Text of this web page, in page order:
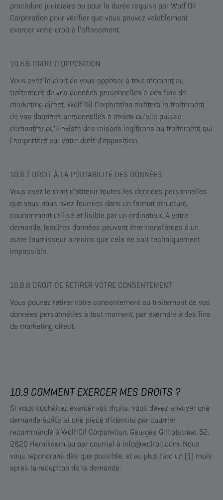
procédure judiciaire ou pour la durée requise par Wolf Oil
Corporation pour vérifier que vous pouvez valablement
exercer votre droit à l'effacement.
10.8.6 DROIT D'OPPOSITION
Vous avez le droit de vous opposer à tout moment au
traitement de vos données personnelles à des fins de
marketing direct. Wolf Oil Corporation arrêtera le traitement
de vos données personnelles à moins qu'elle puisse
démontrer qu'il existe des raisons légitimes au traitement qui
l'emportent sur votre droit d'opposition.
10.8.7 DROIT À LA PORTABILITÉ DES DONNÉES
Vous avez le droit d'obtenir toutes les données personnelles
que vous nous avez fournies dans un format structuré,
couramment utilisé et lisible par un ordinateur. À votre
demande, lesdites données peuvent être transférées à un
autre fournisseur à moins que cela ne soit techniquement
impossible.
10.8.8 DROIT DE RETIRER VOTRE CONSENTEMENT
Vous pouvez retirer votre consentement au traitement de vos
données personnelles à tout moment, par exemple à des fins
de marketing direct.
10.9 COMMENT EXERCER MES DROITS ?
Si vous souhaitez exercer vos droits, vous devez envoyer une
demande écrite et une pièce d'identité par courrier
recommandé à Wolf Oil Corporation, Georges Gilliotstraat 52,
2620 Hemiksem ou par courriel à info@wolfoil.com. Nous
vous répondrons dès que possible, et au plus tard un (1) mois
après la réception de la demande.